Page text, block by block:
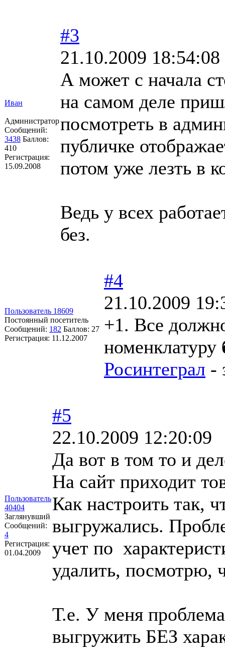
Иван
Администратор
Сообщений:
3438 Баллов:
410
Регистрация:
15.09.2008
#3
21.10.2009 18:54:08
А может с начала
на самом деле
посмотреть в
публичке
потом уже лезть в
Ведь у всех
без.
Пользователь 18609
Постоянный посетитель
Сообщений: 182 Баллов: 27
Регистрация: 11.12.2007
#4
21.10.2009
+1. Все
номенклатуру
Росинтеграл -
Пользователь
40404
Заглянувший
Сообщений:
4
Регистрация:
01.04.2009
#5
22.10.2009 12:20:09
Да вот в том то и
На сайт приходит
Как настроить так,
выгружались.
учет по
удалить, посмотрю,
Т.е. У меня
выгружить БЕЗ